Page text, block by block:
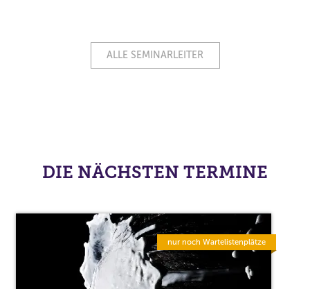
ALLE SEMINARLEITER
DIE NÄCHSTEN TERMINE
nur noch Wartelistenplätze